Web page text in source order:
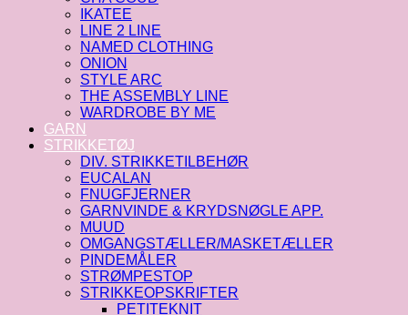
IKATEE
LINE 2 LINE
NAMED CLOTHING
ONION
STYLE ARC
THE ASSEMBLY LINE
WARDROBE BY ME
GARN
STRIKKETØJ
DIV. STRIKKETILBEHØR
EUCALAN
FNUGFJERNER
GARNVINDE & KRYDSNØGLE APP.
MUUD
OMGANGSTÆLLER/MASKETÆLLER
PINDEMÅLER
STRØMPESTOP
STRIKKEOPSKRIFTER
PETITEKNIT